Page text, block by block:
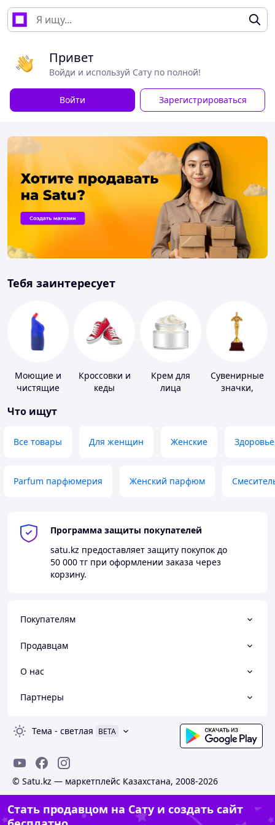
Привет
Войди и используй Сату по полной!
Войти Зарегистрироваться
Тебя заинтересует
Моющие и
чистящие
Кроссовки и
кеды
Крем для
лица
Сувенирные
значки,
Что ищут
Все товары Для женщин Женские Здоровье
Parfum парфюмерия Женский парфюм
Программа защиты покупателей
satu.kz предоставляет защиту покупок до
50 000 тг при оформлении заказа через
корзину.
Покупателям
Продавцам
О нас
Партнеры
Тема - светлая BETA
© Satu.kz — маркетплейс Казахстана, 2008-2026
Стать продавцом на Сату и создать сайт